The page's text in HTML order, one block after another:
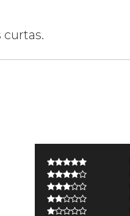
curtas.